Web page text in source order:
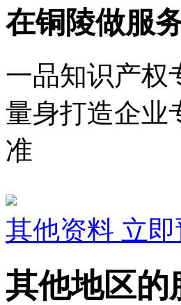
在铜陵做服
一品知识产权
量身打造企业
准
其他资料 立
其他地区的